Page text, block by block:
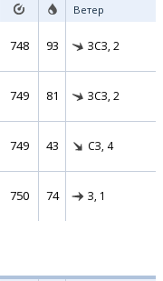
Ветер
748 93 ЗСЗ, 2
749 81 ЗСЗ, 2
749 43 СЗ, 4
750 74 З, 1